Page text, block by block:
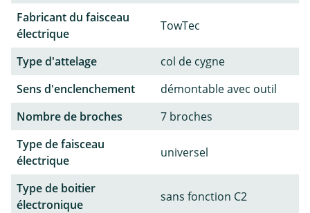
Fabricant du faisceau
électrique
TowTec
Type d'attelage
col de cygne
Sens d'enclenchement
démontable avec outil
Nombre de broches
7 broches
Type de faisceau
électrique
universel
Type de boitier
électronique
sans fonction C2